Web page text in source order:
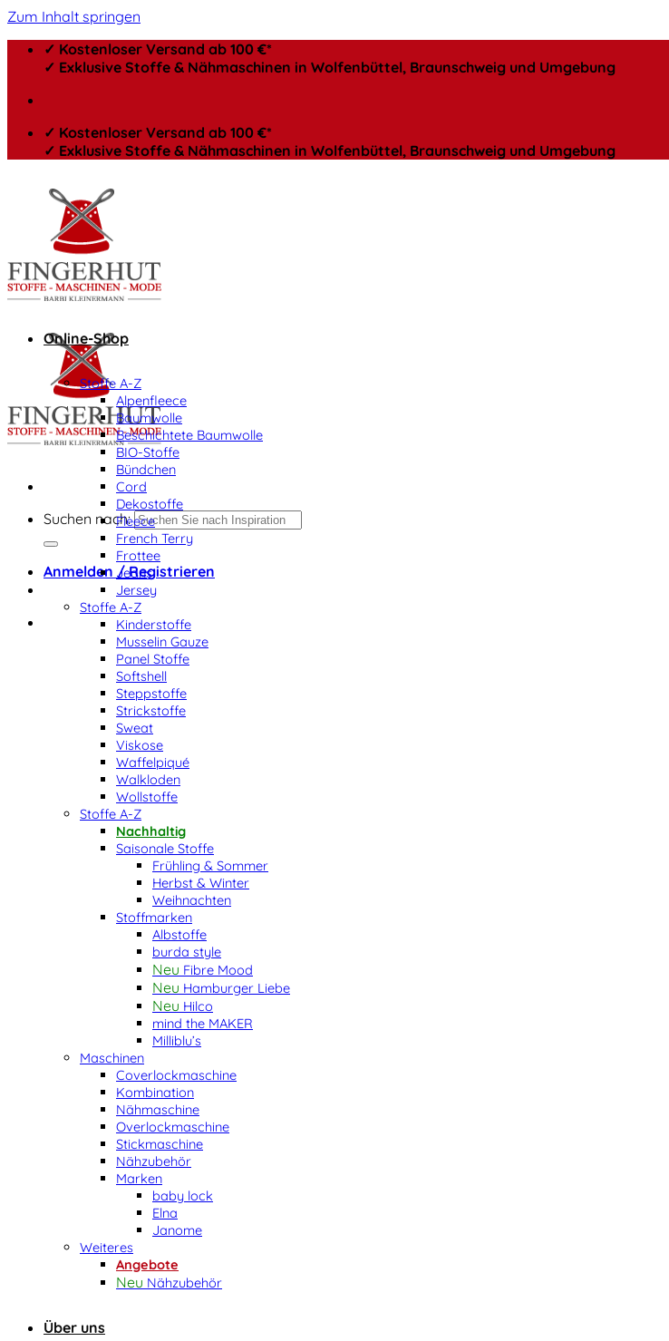
Zum Inhalt springen
✓ Kostenloser Versand ab 100 €*
✓ Exklusive Stoffe & Nähmaschinen in Wolfenbüttel, Braunschweig und Umgebung
✓ Kostenloser Versand ab 100 €*
✓ Exklusive Stoffe & Nähmaschinen in Wolfenbüttel, Braunschweig und Umgebung
Suchen nach:
Anmelden / Registrieren
Online-Shop
Stoffe A-Z
Alpenfleece
Baumwolle
Beschichtete Baumwolle
BIO-Stoffe
Bündchen
Cord
Dekostoffe
Fleece
French Terry
Frottee
Jeans
Jersey
Stoffe A-Z
Kinderstoffe
Musselin Gauze
Panel Stoffe
Softshell
Steppstoffe
Strickstoffe
Sweat
Viskose
Waffelpiqué
Walkloden
Wollstoffe
Stoffe A-Z
Nachhaltig
Saisonale Stoffe
Frühling & Sommer
Herbst & Winter
Weihnachten
Stoffmarken
Albstoffe
burda style
Fibre Mood
Hamburger Liebe
Hilco
mind the MAKER
Milliblu’s
Maschinen
Coverlockmaschine
Kombination
Nähmaschine
Overlockmaschine
Stickmaschine
Nähzubehör
Marken
baby lock
Elna
Janome
Weiteres
Angebote
Nähzubehör
Über uns